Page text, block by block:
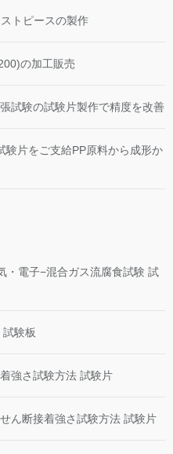
トピースの製作
の加工販売
試験の試験片製作で精度を改善
験片をご支給PP原料から成形か
・電子−混合ガス流腐食試験 試
験板
強さ試験方法 試験片
ん断接着強さ試験方法 試験片